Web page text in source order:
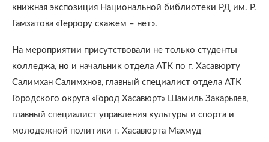
книжная экспозиция Национальной библиотеки РД им. Р.
Гамзатова «Террору скажем – нет».
На мероприятии присутствовали не только студенты
колледжа, но и начальник отдела АТК по г. Хасавюрту
Салимхан Салимхнов, главный специалист отдела АТК
Городского округа «Город Хасавюрт» Шамиль Закарьяев,
главный специалист управления культуры и спорта и
молодежной политики г. Хасавюрта Махмуд